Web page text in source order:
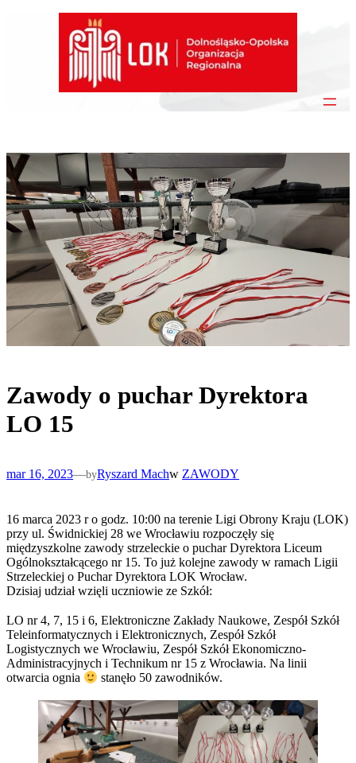
Zawody o puchar Dyrektora
LO 15
mar 16, 2023—byRyszard Machw ZAWODY
16 marca 2023 r o godz. 10:00 na terenie Ligi Obrony Kraju (LOK)
przy ul. Świdnickiej 28 we Wrocławiu rozpoczęły się
międzyszkolne zawody strzeleckie o puchar Dyrektora Liceum
Ogólnokształcącego nr 15. To już kolejne zawody w ramach Ligii
Strzeleckiej o Puchar Dyrektora LOK Wrocław.
Dzisiaj udział wzięli uczniowie ze Szkół:
LO nr 4, 7, 15 i 6, Elektroniczne Zakłady Naukowe, Zespół Szkół
Teleinformatycznych i Elektronicznych, Zespół Szkół
Logistycznych we Wrocławiu, Zespół Szkół Ekonomiczno-
Administracyjnych i Technikum nr 15 z Wrocławia. Na linii
otwarcia ognia
stanęło 50 zawodników.